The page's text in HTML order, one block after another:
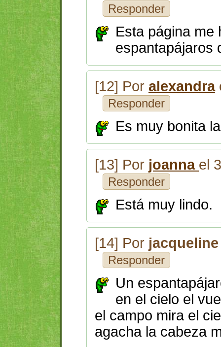
Responder
Esta página me
espantapájaros
[12] Por alexandra
Responder
Es muy bonita
[13] Por joanna el
Responder
Está muy lindo.
[14] Por
Responder
Un
en el cielo el
el campo mira el
agacha la cabeza